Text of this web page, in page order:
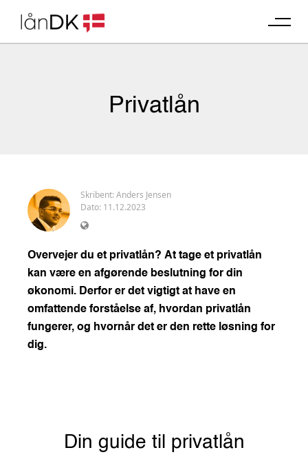
content
Privatlån
Skribent: Anders Jensen
Dato: 11.12.2023
Overvejer du et privatlån? At tage et privatlån
kan være en afgørende beslutning for din
økonomi. Derfor er det vigtigt at have en
omfattende forståelse af, hvordan privatlån
fungerer, og hvornår det er den rette løsning for
dig.
Din guide til privatlån